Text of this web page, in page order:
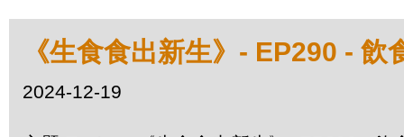
《生食食出新生》- EP290 -
2024-12-19